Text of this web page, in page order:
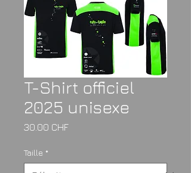
T-Shirt officiel
2025 unisexe
30.00 CHFPrix
Taille *